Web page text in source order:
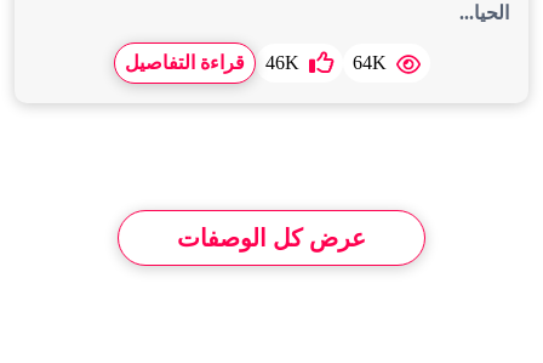
الحيا...
64K
46K قراءة التفاصيل
عرض كل الوصفات